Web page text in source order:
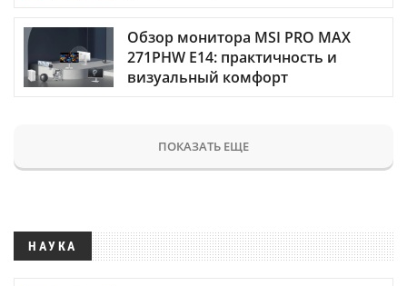
Обзор монитора MSI PRO MAX
271PHW E14: практичность и
визуальный комфорт
ПОКАЗАТЬ ЕЩЕ
НАУКА